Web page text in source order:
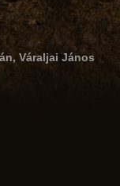
Váraljai János